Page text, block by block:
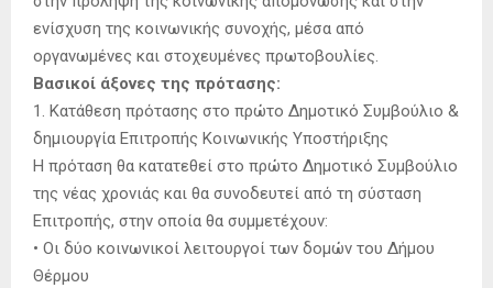
ενίσχυση της κοινωνικής συνοχής, μέσα από
οργανωμένες και στοχευμένες πρωτοβουλίες.
Βασικοί άξονες της πρότασης:
1. Κατάθεση πρότασης στο πρώτο Δημοτικό Συμβούλιο &
δημιουργία Επιτροπής Κοινωνικής Υποστήριξης
Η πρόταση θα κατατεθεί στο πρώτο Δημοτικό Συμβούλιο
της νέας χρονιάς και θα συνοδευτεί από τη σύσταση
Επιτροπής, στην οποία θα συμμετέχουν:
• Οι δύο κοινωνικοί λειτουργοί των δομών του Δήμου
Θέρμου